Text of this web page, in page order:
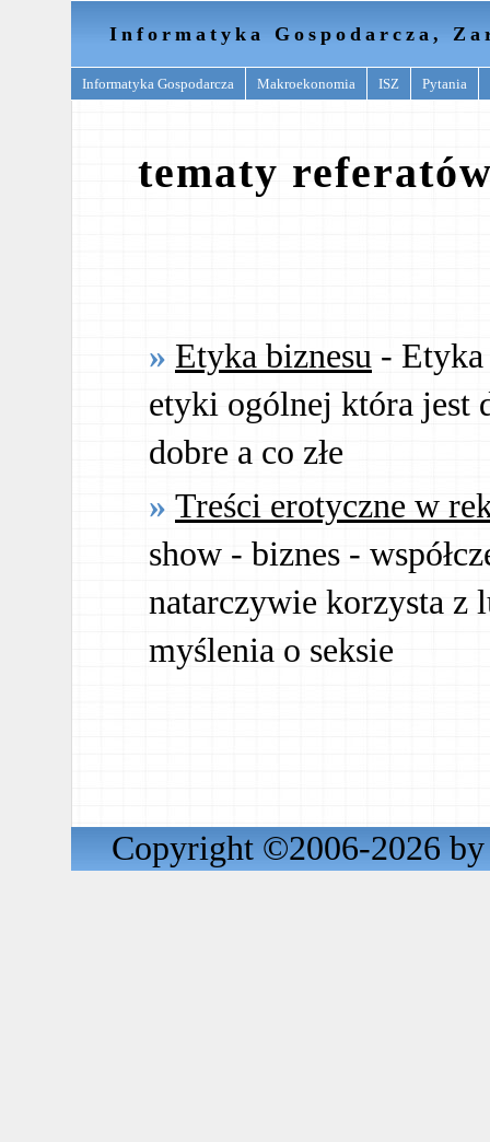
Informatyka Gospodarcza,
Informatyka Gospodarcza Makroekonomia ISZ Pytania
tematy
Etyka biznesu - Etyka
etyki ogólnej która jest
dobre a co złe
Treści erotyczne w
show - biznes -
natarczywie korzysta z
myślenia o seksie
Copyright ©2006-2026